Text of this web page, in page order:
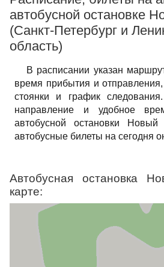
автобусной остановке
(Санкт-Петербург и
область)
В расписании указан
время прибытия и
стоянки и график
направление и удобное
автобусной остановки
автобусные билеты на сегодня
Автобусная остановка
карте: